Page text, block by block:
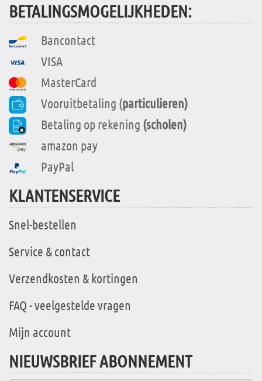
BETALINGSMOGELIJKHEDEN:
Bancontact
VISA
MasterCard
Vooruitbetaling (particulieren)
Betaling op rekening (scholen)
amazon pay
PayPal
KLANTENSERVICE
Snel-bestellen
Service & contact
Verzendkosten & kortingen
FAQ - veelgestelde vragen
Mijn account
NIEUWSBRIEF ABONNEMENT